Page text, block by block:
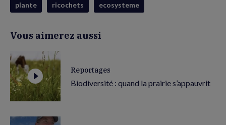
plante
ricochets ecosysteme
Vous aimerez aussi
Reportages
Biodiversité : quand la prairie s’appauvrit